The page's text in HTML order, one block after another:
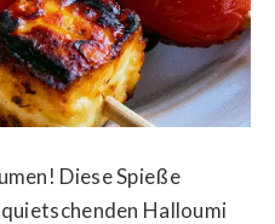
Diese Spieße
Halloumi